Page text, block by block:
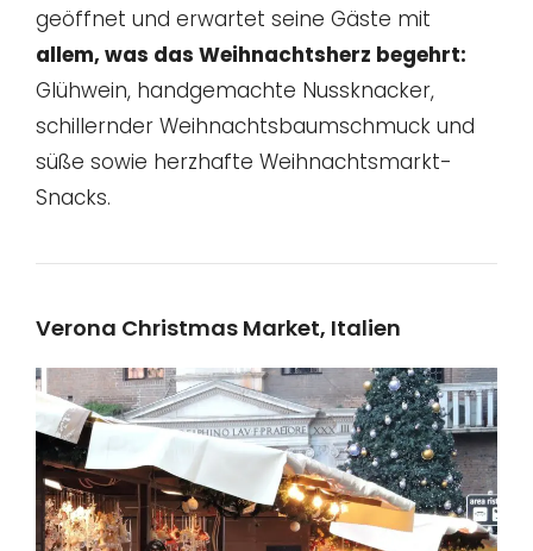
geöffnet und erwartet seine Gäste mit
allem, was das Weihnachtsherz begehrt:
Glühwein, handgemachte Nussknacker,
schillernder Weihnachtsbaumschmuck und
süße sowie herzhafte Weihnachtsmarkt-
Snacks.
Verona Christmas Market, Italien